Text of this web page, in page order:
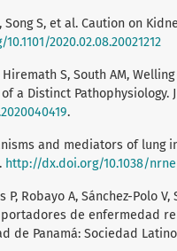
Song S, et al. Caution on
2020.02.08.20021212
S, South AM,
a Distinct Pathophysiology.
.
and mediators of
http://dx.doi.org/10.1038/
P, Robayo A, Sánchez-Polo
de enfermedad
de Panamá: Sociedad